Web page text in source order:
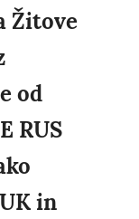
Žitove
od
RUS
in